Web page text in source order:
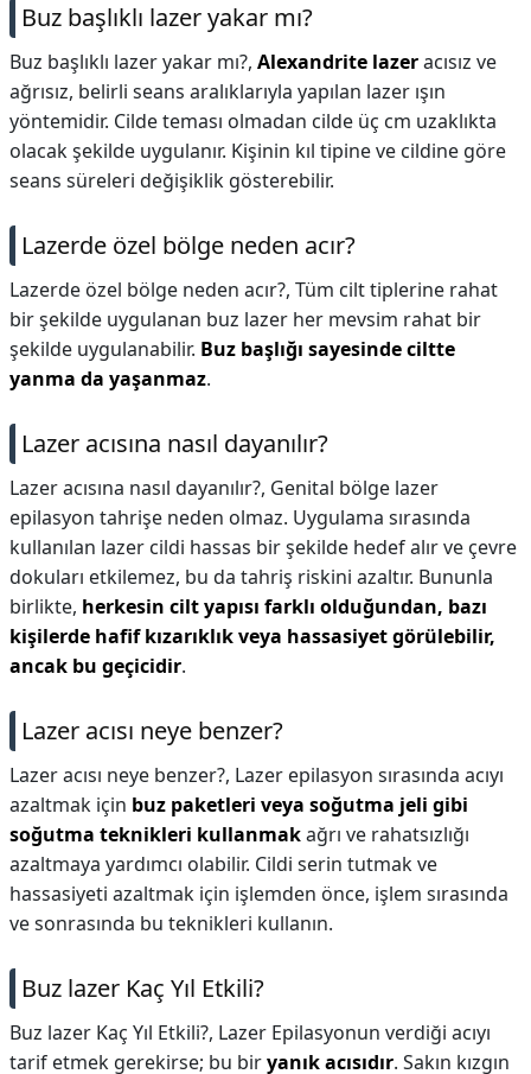
Buz başlıklı lazer yakar mı?
Buz başlıklı lazer yakar mı?, Alexandrite lazeracısız ve
ağrısız, belirli seans aralıklarıyla yapılan lazer ışın
yöntemidir. Cilde teması olmadan cilde üç cm uzaklıkta
olacak şekilde uygulanır. Kişinin kıl tipine ve cildine göre
seans süreleri değişiklik gösterebilir.
Lazerde özel bölge neden acır?
Lazerde özel bölge neden acır?, Tüm cilt tiplerine rahat
bir şekilde uygulanan buz lazer her mevsim rahat bir
şekilde uygulanabilir. Buz başlığı sayesinde ciltte
yanma da yaşanmaz.
Lazer acısına nasıl dayanılır?
Lazer acısına nasıl dayanılır?, Genital bölge lazer
epilasyon tahrişe neden olmaz. Uygulama sırasında
kullanılan lazer cildi hassas bir şekilde hedef alır ve çevre
dokuları etkilemez, bu da tahriş riskini azaltır. Bununla
birlikte, herkesin cilt yapısı farklı olduğundan, bazı
kişilerde hafif kızarıklık veya hassasiyet görülebilir,
ancak bu geçicidir.
Lazer acısı neye benzer?
Lazer acısı neye benzer?, Lazer epilasyon sırasında acıyı
azaltmak için buz paketleri veya soğutma jeli gibi
soğutma teknikleri kullanmakağrı ve rahatsızlığı
azaltmaya yardımcı olabilir. Cildi serin tutmak ve
hassasiyeti azaltmak için işlemden önce, işlem sırasında
ve sonrasında bu teknikleri kullanın.
Buz lazer Kaç Yıl Etkili?
Buz lazer Kaç Yıl Etkili?, Lazer Epilasyonun verdiği acıyı
tarif etmek gerekirse; bu biryanık acısıdır. Sakın kızgın